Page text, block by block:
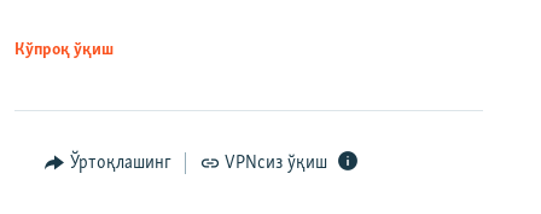
Кўпроқ ўқиш
Ўртоқлашинг VPNсиз ўқиш